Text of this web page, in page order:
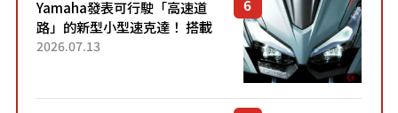
Yamaha發表可行駛「高速道
路」的新型小型速克達！ 搭載
能享受超強勁「渦輪感」的動
2026.07.13